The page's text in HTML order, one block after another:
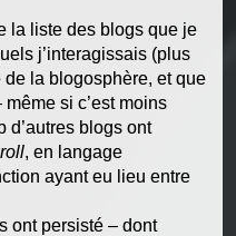
la liste des blogs que je
j’interagissais (plus
la blogosphère, et que
si c’est moins
d’autres blogs ont
, en langage
ayant eu lieu entre
ont persisté – dont